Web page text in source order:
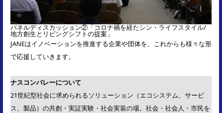
パネルディスカッション②「コロナ禍を経たシン・ライフスタイル/
地方創生とリビングシフトの提案」
JANEはイノベーションを推進する企業や団体を、これからも様々な形
で応援していきます。
ナスコンバレーについて
21世紀型社会に求められるソリューション（エコシステム、サービ
ス、製品）の共創・実証実験・社会実装の場。社会・社会人・市民を